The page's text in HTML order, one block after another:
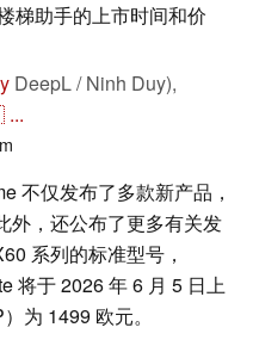
梯助手的上市时间和价
DeepL / Ninh Duy),
...
不仅发布了多款新产品，
外，还公布了更多有关发
系列的标准型号，
将于 2026 年 6 月 5 日上
为 1499 欧元。